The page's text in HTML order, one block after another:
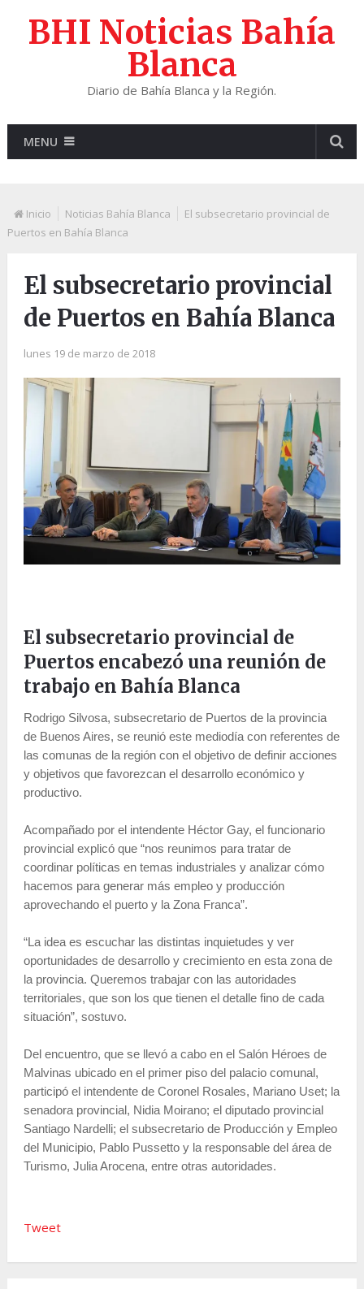
BHI Noticias Bahía
Blanca
Diario de Bahía Blanca y la Región.
MENU
Inicio Noticias Bahía Blanca
El subsecretario provincial de
Puertos en Bahía Blanca
El subsecretario provincial
de Puertos en Bahía Blanca
lunes 19 de marzo de 2018
El subsecretario provincial de
Puertos encabezó una reunión de
trabajo en Bahía Blanca
Rodrigo Silvosa, subsecretario de Puertos de la provincia
de Buenos Aires, se reunió este mediodía con referentes de
las comunas de la región con el objetivo de definir acciones
y objetivos que favorezcan el desarrollo económico y
productivo.
Acompañado por el intendente Héctor Gay, el funcionario
provincial explicó que “nos reunimos para tratar de
coordinar políticas en temas industriales y analizar cómo
hacemos para generar más empleo y producción
aprovechando el puerto y la Zona Franca”.
“La idea es escuchar las distintas inquietudes y ver
oportunidades de desarrollo y crecimiento en esta zona de
la provincia. Queremos trabajar con las autoridades
territoriales, que son los que tienen el detalle fino de cada
situación”, sostuvo.
Del encuentro, que se llevó a cabo en el Salón Héroes de
Malvinas ubicado en el primer piso del palacio comunal,
participó el intendente de Coronel Rosales, Mariano Uset; la
senadora provincial, Nidia Moirano; el diputado provincial
Santiago Nardelli; el subsecretario de Producción y Empleo
del Municipio, Pablo Pussetto y la responsable del área de
Turismo, Julia Arocena, entre otras autoridades.
Tweet